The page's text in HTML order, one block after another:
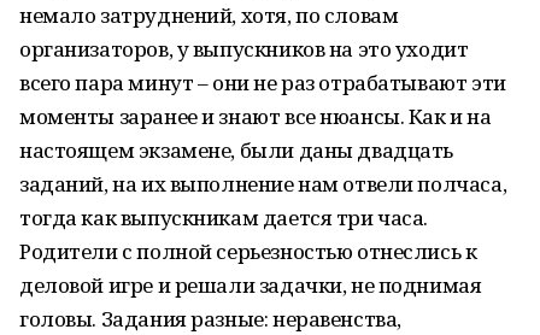
немало затруднений, хотя, по словам
организаторов, у выпускников на это уходит
всего пара минут – они не раз отрабатывают эти
моменты заранее и знают все нюансы. Как и на
настоящем экзамене, были даны двадцать
заданий, на их выполнение нам отвели полчаса,
тогда как выпускникам дается три часа.
Родители с полной серьезностью отнеслись к
деловой игре и решали задачки, не поднимая
головы. Задания разные: неравенства,